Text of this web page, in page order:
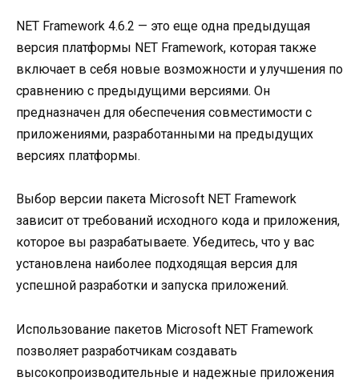
NET Framework 4.6.2 — это еще одна предыдущая
версия платформы NET Framework, которая также
включает в себя новые возможности и улучшения по
сравнению с предыдущими версиями. Он
предназначен для обеспечения совместимости с
приложениями, разработанными на предыдущих
версиях платформы.
Выбор версии пакета Microsoft NET Framework
зависит от требований исходного кода и приложения,
которое вы разрабатываете. Убедитесь, что у вас
установлена наиболее подходящая версия для
успешной разработки и запуска приложений.
Использование пакетов Microsoft NET Framework
позволяет разработчикам создавать
высокопроизводительные и надежные приложения